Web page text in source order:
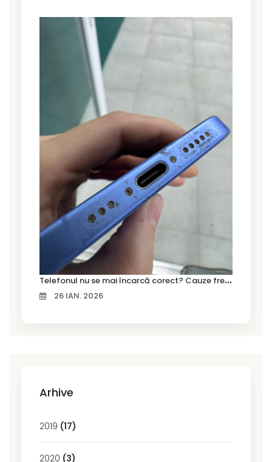
T
elefonul nu se mai încarcă corect? Cauze frecvente și soluții la service în Timișoara
26 IAN. 2026
Arhive
2019 (17)
2020 (3)